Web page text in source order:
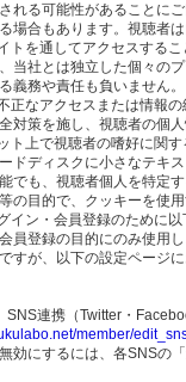
れる可能性があることに
場合もあります。視聴者
トを通してアクセスする
当社とは独立した個々の
義務や責任も負いません。
正なアクセスまたは情報
対策を施し、視聴者の個
ト上で視聴者の嗜好に関
ドディスクに小さなテキ
でも、視聴者個人を特定
の目的で、クッキーを使用
イン・会員登録のために
員登録の目的にのみ使用
すが、以下の設定ページ
連携（Twitter・
member/
効にするには、各SNSの